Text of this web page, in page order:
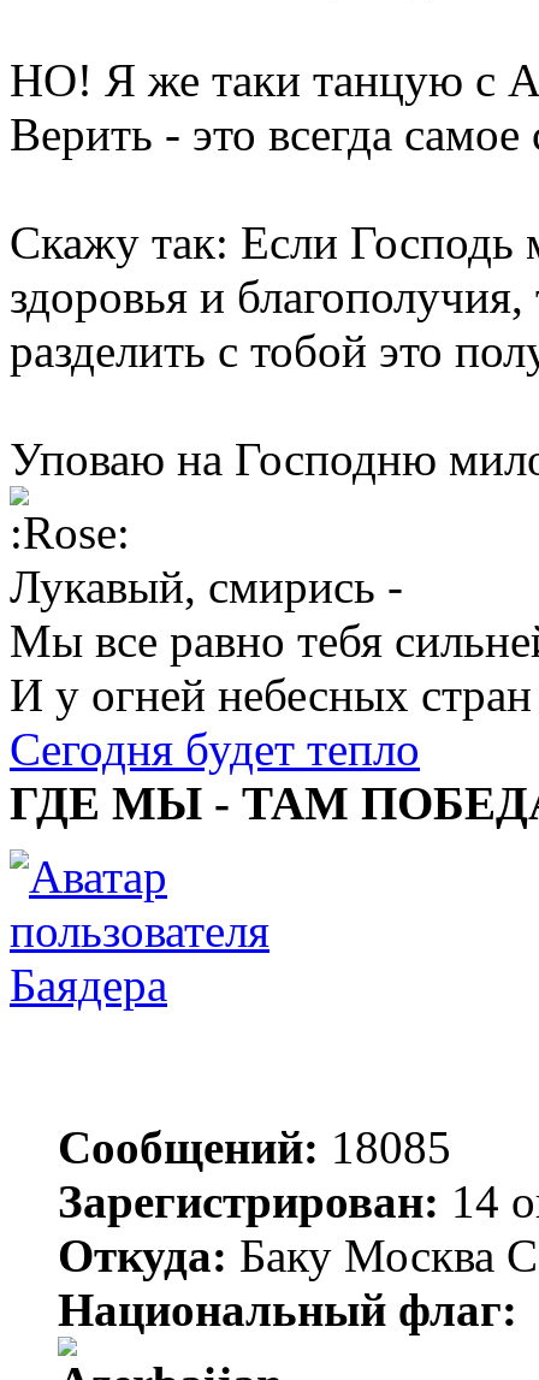
НО! Я же таки танцую с
Верить - это всегда
Скажу так: Если
здоровья и
разделить с тобой это
Уповаю на Господню
Лукавый, смирись -
Мы все равно тебя
И у огней небесных стран
Сегодня будет тепло
ГДЕ МЫ - ТАМ
Баядера
Сообщений: 18085
Зарегистрирован: 14
Откуда: Баку Москва
Национальный флаг: